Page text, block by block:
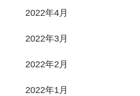
2022年4月
2022年3月
2022年2月
2022年1月